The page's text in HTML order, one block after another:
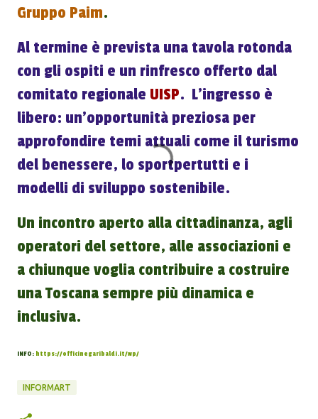
Gruppo Paim.
Al termine è prevista una tavola rotonda
con gli ospiti e un rinfresco offerto dal
comitato regionale UISP. L’ingresso è
libero: un’opportunità preziosa per
approfondire temi attuali come il turismo
del benessere, lo sportpertutti e i
modelli di sviluppo sostenibile.
Un incontro aperto alla cittadinanza, agli
operatori del settore, alle associazioni e
a chiunque voglia contribuire a costruire
una Toscana sempre più dinamica e
inclusiva.
INFO: https://officinegaribaldi.it/wp/
INFORMART